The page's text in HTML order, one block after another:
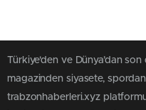
Türkiye'den ve Dünya’dan son
magazinden siyasete,
trabzonhaberleri.xyz